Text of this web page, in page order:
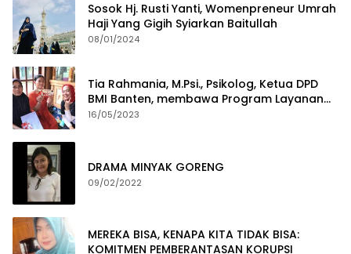
Sosok Hj. Rusti Yanti, Womenpreneur Umrah
Haji Yang Gigih Syiarkan Baitullah
08/01/2024
Tia Rahmania, M.Psi., Psikolog, Ketua DPD
BMI Banten, membawa Program Layanan
Pembuatan Dokumen Kependudukan
16/05/2023
DRAMA MINYAK GORENG
09/02/2022
MEREKA BISA, KENAPA KITA TIDAK BISA:
KOMITMEN PEMBERANTASAN KORUPSI